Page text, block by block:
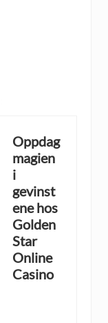
Oppdag
magien
i
gevinst
ene hos
Golden
Star
Online
Casino